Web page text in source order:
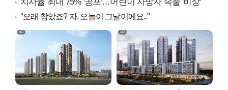
"오래 참았죠? 자, 오늘이 그날이에요.."